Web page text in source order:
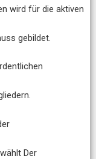
wird für die aktiven
gebildet.
Der